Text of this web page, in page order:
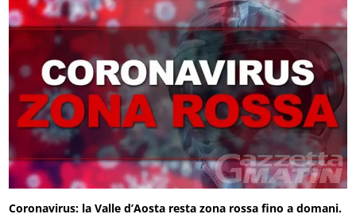
Coronavirus: la Valle d’Aosta resta zona rossa fino a domani.